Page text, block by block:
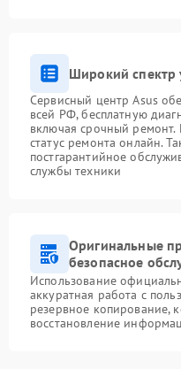
Широкий спектр
Сервисный центр Asus
всей РФ, бесплатную
включая срочный ремонт.
статус ремонта онлайн.
постгарантийное
службы техники
Оригинальные
безопасное
Использование
аккуратная работа с
резервное копирование,
восстановление